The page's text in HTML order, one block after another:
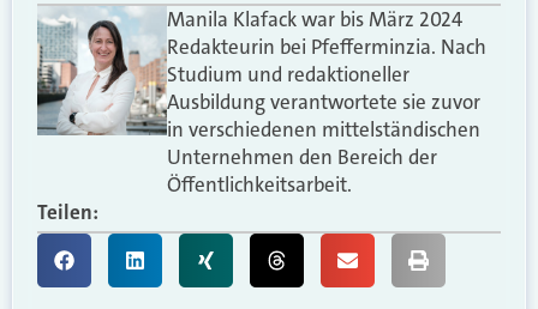
Manila Klafack war bis März 2024
Redakteurin bei Pfefferminzia. Nach
Studium und redaktioneller
Ausbildung verantwortete sie zuvor
in verschiedenen mittelständischen
Unternehmen den Bereich der
Öffentlichkeitsarbeit.
Teilen: